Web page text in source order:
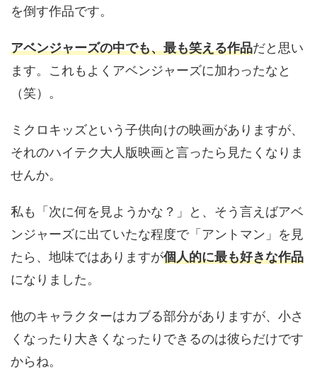
を倒す作品です。
アベンジャーズの中でも、最も笑える作品だと思い
ます。これもよくアベンジャーズに加わったなと
（笑）。
ミクロキッズという子供向けの映画がありますが、
それのハイテク大人版映画と言ったら見たくなりま
せんか。
私も「次に何を見ようかな？」と、そう言えばアベ
ンジャーズに出ていたな程度で「アントマン」を見
たら、地味ではありますが個人的に最も好きな作品
になりました。
他のキャラクターはカブる部分がありますが、小さ
くなったり大きくなったりできるのは彼らだけです
からね。